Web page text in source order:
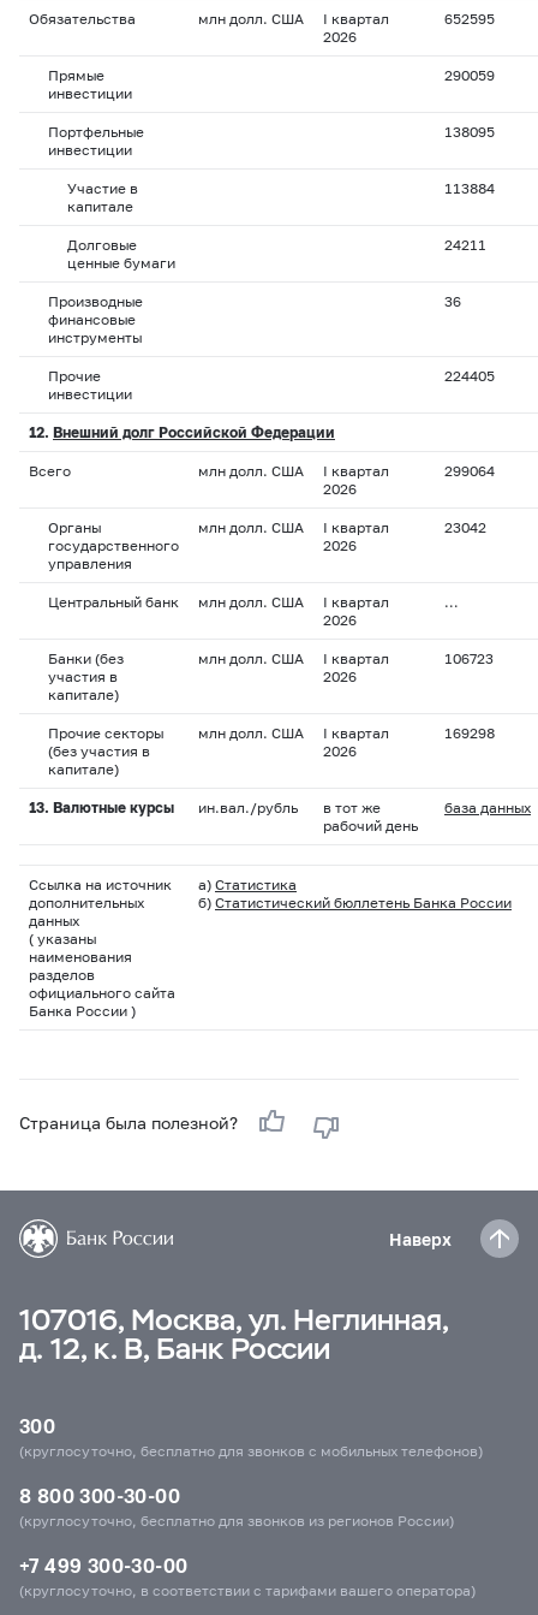
Обязательства млн долл. США
I квартал
2026
652595
Прямые
инвестиции
290059
Портфельные
инвестиции
138095
Участие в
капитале
113884
Долговые
ценные бумаги
24211
Производные
финансовые
инструменты
36
Прочие
инвестиции
224405
12. Внешний долг Российской Федерации
Всего млн долл. США
I квартал
2026
299064
Органы
государственного
управления
млн долл. США
I квартал
2026
23042
Центральный банк млн долл. США
I квартал
2026
…
Банки (без
участия в
капитале)
млн долл. США
I квартал
2026
106723
Прочие секторы
(без участия в
капитале)
млн долл. США
I квартал
2026
169298
13. Валютные курсы ин.вал./рубль
в тот же
рабочий день
база данных
Ссылка на источник
дополнительных
данных
( указаны
наименования
разделов
официального сайта
Банка России )
а) Статистика
б) Статистический бюллетень Банка России
Страница была полезной?
Наверх
107016, Москва, ул. Неглинная,
д. 12, к. В, Банк России
300
(круглосуточно, бесплатно для звонков с мобильных телефонов)
8 800 300-30-00
(круглосуточно, бесплатно для звонков из регионов России)
+7 499 300-30-00
(круглосуточно, в соответствии с тарифами вашего оператора)